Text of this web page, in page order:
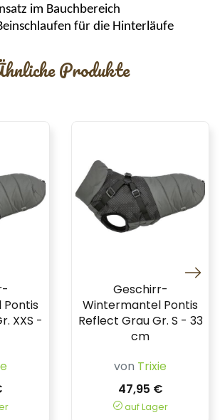
im Bauchbereich
für die Hinterläufe
Produkte
XXS -
Geschirr-
Wintermantel Pontis
Reflect Grau Gr. S - 33
cm
von Trixie
47,95 €
auf Lager